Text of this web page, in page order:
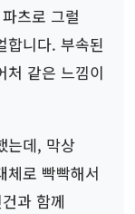
츠로 그럴
합니다. 부속된
처 같은 느낌이
는데, 막상
체로 빡빡해서
과 함께